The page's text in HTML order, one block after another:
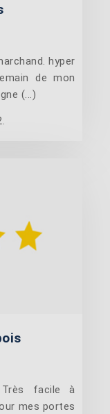
hyper
de mon
(...)
Très facile à
mes portes